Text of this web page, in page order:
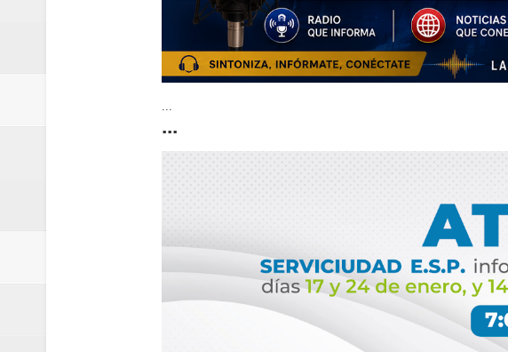
...
...